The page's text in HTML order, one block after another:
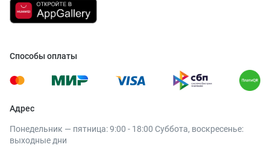
Способы оплаты
Адрес
Понедельник — пятница: 9:00 - 18:00 Суббота, воскресенье:
выходные дни